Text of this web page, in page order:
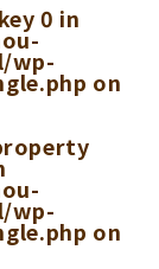
0 in
wp-
on
wp-
on